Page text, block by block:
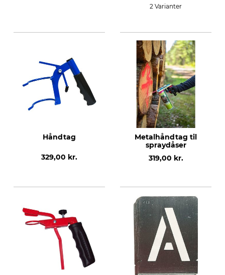
2 Varianter
Håndtag
329,00 kr.
Metalhåndtag til
spraydåser
319,00 kr.